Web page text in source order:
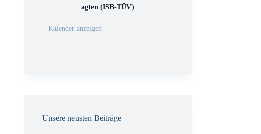
t
n
agten (ISB-TÜV)
Kalender anzeigen
Unsere neusten Beiträge